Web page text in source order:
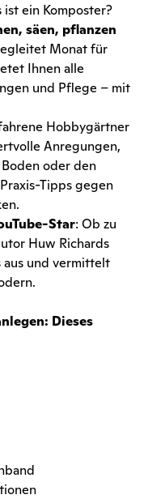
ist ein Komposter?
säen, pflanzen
Monat für
Ihnen alle
und Pflege – mit
Hobbygärtner
Anregungen,
oder den
Tipps gegen
Star: Ob zu
Huw Richards
aus und vermittelt
Dieses